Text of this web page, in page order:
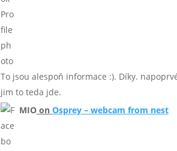
To jsou alespoň informace :). Díky.
jim to teda jde.
MIOon Osprey – webcam from nest